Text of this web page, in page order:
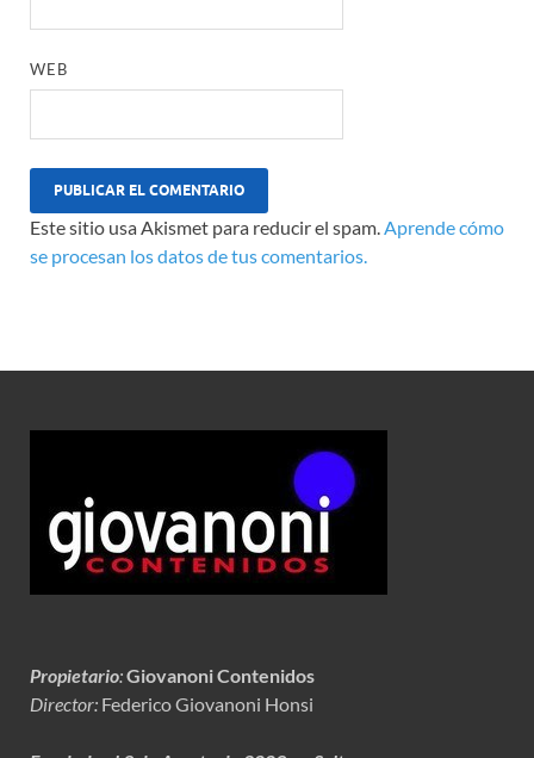
WEB
Este sitio usa Akismet para reducir el spam. Aprende cómo
se procesan los datos de tus comentarios.
Propietario:Giovanoni Contenidos
Director: Federico Giovanoni Honsi